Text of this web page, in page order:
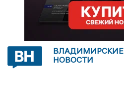
ВЛАДИМИРСКИЕ
НОВОСТИ